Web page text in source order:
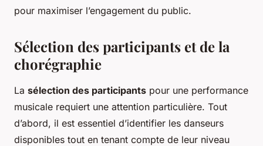
pour maximiser l’engagement du public.
Sélection des participants et de la
chorégraphie
La sélection des participants pour une performance
musicale requiert une attention particulière. Tout
d’abord, il est essentiel d’identifier les danseurs
disponibles tout en tenant compte de leur niveau